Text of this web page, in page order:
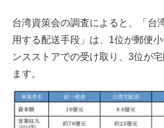
台湾資策会の調査によると、「台
用する配送手段」は、1位が郵便
ンスストアでの受け取り、3位が
ます。